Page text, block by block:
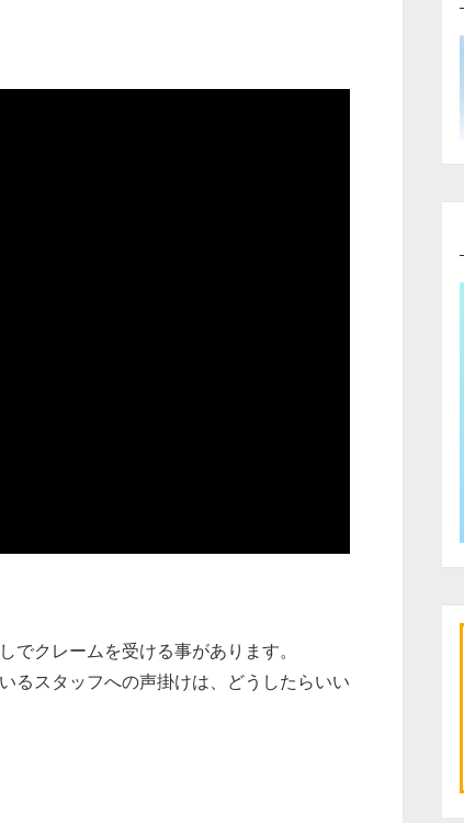
でクレームを受ける事があります。
るスタッフへの声掛けは、どうしたらいい